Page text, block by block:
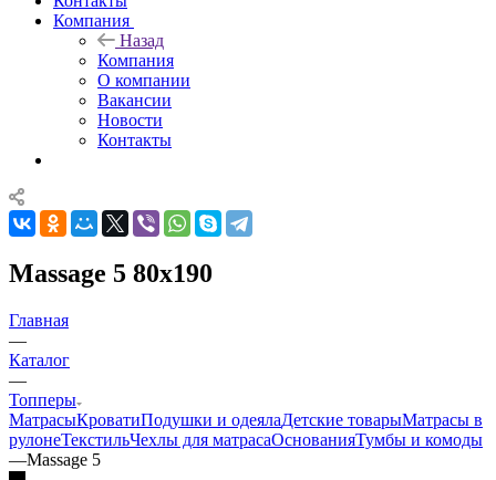
Компания
Назад
Компания
О компании
Вакансии
Новости
Контакты
Massage 5 80x190
Главная
—
Каталог
—
Топперы
МатрасыКроватиПодушки и одеялаДетские товарыМатрасы в
рулонеТекстильЧехлы для матрасаОснованияТумбы и комоды
—Massage 5